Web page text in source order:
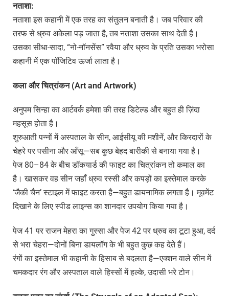
नताशा:
नताशा इस कहानी में एक तरह का संतुलन बनाती है। जब परिवार की
तरफ से ध्रुव अकेला पड़ जाता है, तब नताशा उसका साथ देती है।
उसका सीधा-सादा, “नो-नॉनसेंस” रवैया और ध्रुव के प्रति उसका भरोसा
कहानी में एक पॉजिटिव ऊर्जा लाता है।
कला और चित्रांकन (Art and Artwork)
अनुपम सिन्हा का आर्टवर्क हमेशा की तरह डिटेल्ड और बहुत ही ज़िंदा
महसूस होता है।
शुरुआती पन्नों में अस्पताल के सीन, आईसीयू की मशीनें, और किरदारों के
चेहरे पर पसीना और आँसू—सब कुछ बेहद बारीकी से बनाया गया है।
पेज 80–84 के बीच डॉकयार्ड की फाइट का चित्रांकन तो कमाल का
है। खासकर वह सीन जहाँ ध्रुव रस्सी और कपड़ों का इस्तेमाल करके
‘जैकी चैन’ स्टाइल में फाइट करता है—बहुत डायनामिक लगता है। मूवमेंट
दिखाने के लिए स्पीड लाइन्स का शानदार उपयोग किया गया है।
पेज 41 पर राजन मेहरा का गुस्सा और पेज 42 पर ध्रुव का टूटा हुआ, दर्द
से भरा चेहरा—दोनों बिना डायलॉग के भी बहुत कुछ कह देते हैं।
रंगों का इस्तेमाल भी कहानी के हिसाब से बदलता है—एक्शन वाले सीन में
चमकदार रंग और अस्पताल वाले हिस्सों में हल्के, उदासी भरे टोन।